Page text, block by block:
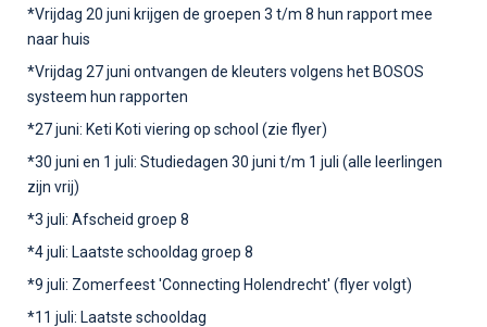
*Vrijdag 20 juni krijgen de groepen 3 t/m 8 hun rapport mee
naar huis
*Vrijdag 27 juni ontvangen de kleuters volgens het BOSOS
systeem hun rapporten
*27 juni: Keti Koti viering op school (zie flyer)
*30 juni en 1 juli: Studiedagen 30 juni t/m 1 juli (alle leerlingen
zijn vrij)
*3 juli: Afscheid groep 8
*4 juli: Laatste schooldag groep 8
*9 juli: Zomerfeest 'Connecting Holendrecht' (flyer volgt)
*11 juli: Laatste schooldag